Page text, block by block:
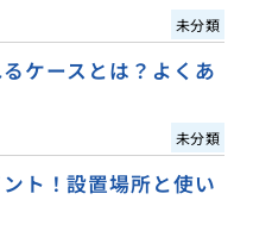
未分類
ケースとは？よくあ
未分類
ト！設置場所と使い